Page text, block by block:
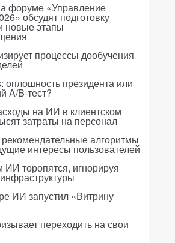
форуме «Управление
обсудят подготовку
новые этапы
процессы дообучения
оплошность президента или
A/B-тест?
на ИИ в клиентском
затраты на персонал
алгоритмы
интересы пользователей
торопятся, игнорируя
ИИ запустил «Витрину
переходить на свои